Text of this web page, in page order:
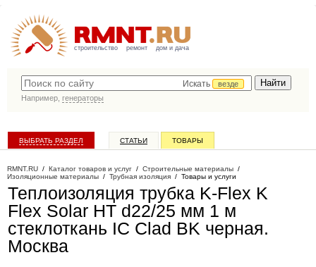
строительство ремонт дом и дача
Искать
везде
Например, генераторы
ВЫБРАТЬ РАЗДЕЛ СТАТЬИ ТОВАРЫ
RMNT.RU / Каталог товаров и услуг / Строительные материалы /
Изоляционные материалы / Трубная изоляция / Товары и услуги
Теплоизоляция трубка K-Flex K
Flex Solar HT d22/25 мм 1 м
стеклоткань IC Clad BK черная.
Москва